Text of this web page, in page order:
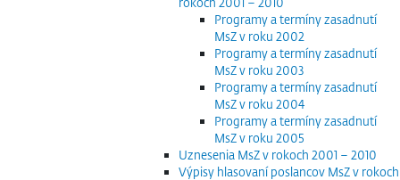
Programy a termíny zasadnutí
MsZ v roku 2002
Programy a termíny zasadnutí
MsZ v roku 2003
Programy a termíny zasadnutí
MsZ v roku 2004
Programy a termíny zasadnutí
MsZ v roku 2005
Uznesenia MsZ v rokoch 2001 – 2010
Výpisy hlasovaní poslancov MsZ v rokoch